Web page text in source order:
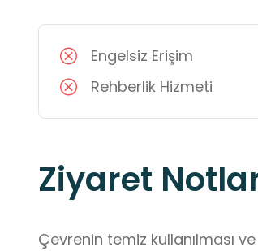
Engelsiz Erişim
Rehberlik Hizmeti
Ziyaret
Çevrenin temiz kullanılması